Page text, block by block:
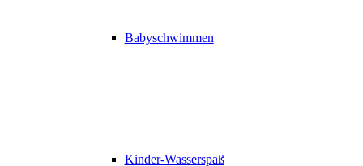
Babyschwimmen
Kinder-Wasserspaß